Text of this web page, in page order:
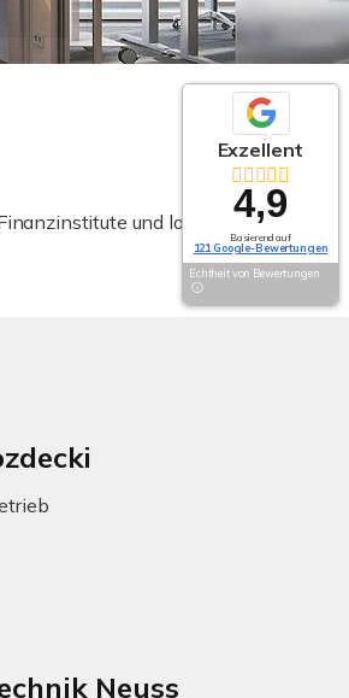
und lokalen
Neuss
Exzellent
4,9
Basierend auf
121 Google-Bewertungen
Echtheit von Bewertungen